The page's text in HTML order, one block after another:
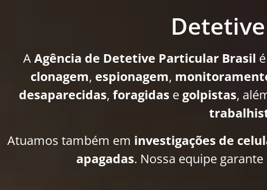
AAgência de Detetive Particular Brasil
clonagem, espionagem,
desaparecidas, foragidas e golpistas,
Atuamos também em investigações de
apagadas. Nossa equipe garante